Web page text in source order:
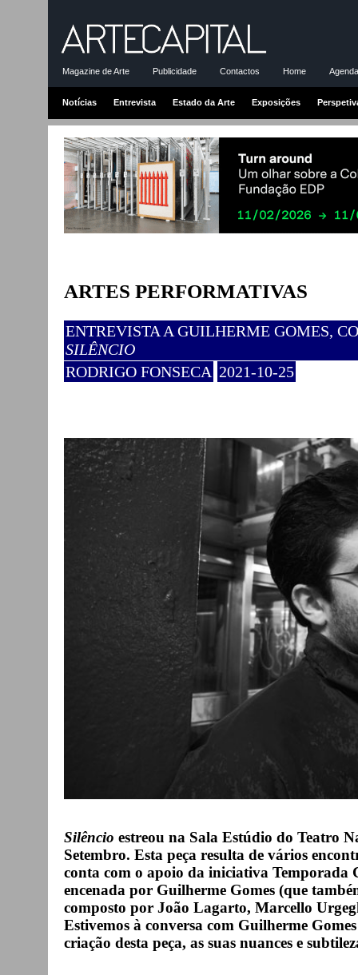
Magazine de Arte Publicidade Contactos Home
Notícias Entrevista Estado da Arte Exposições
ARTES PERFORMATIVAS
ENTREVISTA A GUILHERME GOMES,
SILÊNCIO
RODRIGO FONSECA 2021-10-25
Silêncio estreou na Sala Estúdio do Teatro
Setembro. Esta peça resulta de vários
conta com o apoio da iniciativa Temporada
encenada por Guilherme Gomes (que
composto por João Lagarto, Marcello
Estivemos à conversa com Guilherme
criação desta peça, as suas nuances e